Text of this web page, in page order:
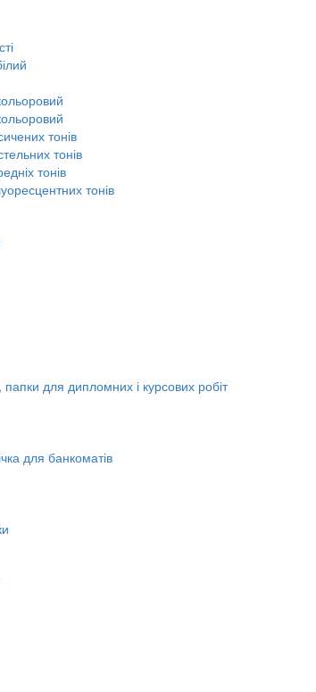
тонів
тонів
тонів
тонів
для дипломних і курсових робіт
для банкоматів